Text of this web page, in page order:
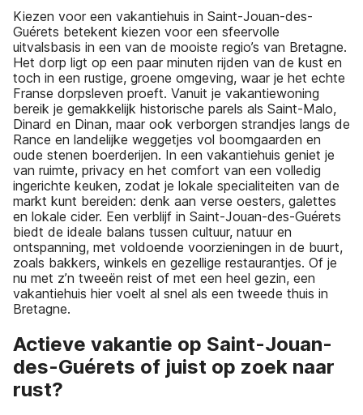
Kiezen voor een vakantiehuis in Saint-Jouan-des-
Guérets betekent kiezen voor een sfeervolle
uitvalsbasis in een van de mooiste regio’s van Bretagne.
Het dorp ligt op een paar minuten rijden van de kust en
toch in een rustige, groene omgeving, waar je het echte
Franse dorpsleven proeft. Vanuit je vakantiewoning
bereik je gemakkelijk historische parels als Saint-Malo,
Dinard en Dinan, maar ook verborgen strandjes langs de
Rance en landelijke weggetjes vol boomgaarden en
oude stenen boerderijen. In een vakantiehuis geniet je
van ruimte, privacy en het comfort van een volledig
ingerichte keuken, zodat je lokale specialiteiten van de
markt kunt bereiden: denk aan verse oesters, galettes
en lokale cider. Een verblijf in Saint-Jouan-des-Guérets
biedt de ideale balans tussen cultuur, natuur en
ontspanning, met voldoende voorzieningen in de buurt,
zoals bakkers, winkels en gezellige restaurantjes. Of je
nu met z’n tweeën reist of met een heel gezin, een
vakantiehuis hier voelt al snel als een tweede thuis in
Bretagne.
Actieve vakantie op Saint-Jouan-
des-Guérets of juist op zoek naar
rust?